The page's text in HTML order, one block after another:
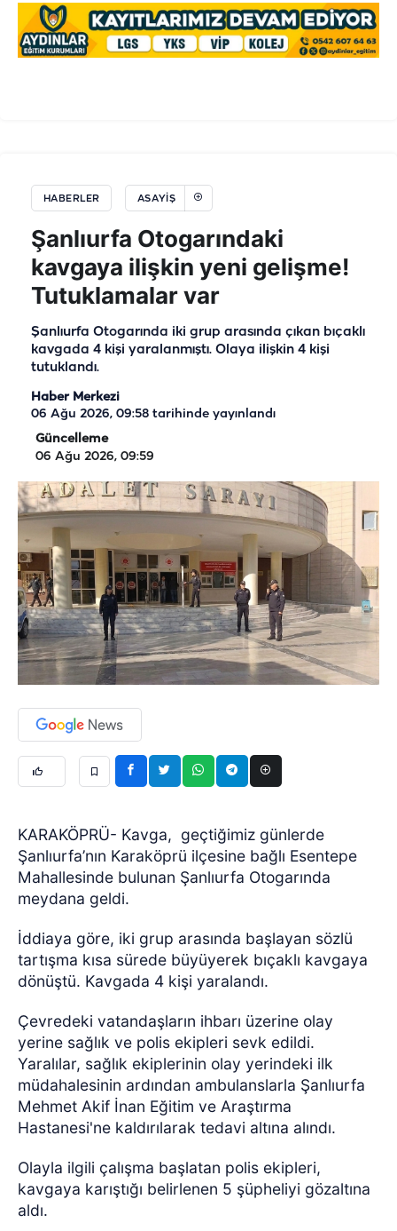
HABERLER ASAYIŞ
Şanlıurfa Otogarındaki
kavgaya ilişkin yeni gelişme!
Tutuklamalar var
Şanlıurfa Otogarında iki grup arasında çıkan bıçaklı
kavgada 4 kişi yaralanmıştı. Olaya ilişkin 4 kişi
tutuklandı.
Haber Merkezi
06 Ağu 2026, 09:58 tarihinde yayınlandı
Güncelleme
06 Ağu 2026, 09:59
KARAKÖPRÜ- Kavga, geçtiğimiz günlerde
Şanlıurfa’nın Karaköprü ilçesine bağlı Esentepe
Mahallesinde bulunan Şanlıurfa Otogarında
meydana geldi.
İddiaya göre, iki grup arasında başlayan sözlü
tartışma kısa sürede büyüyerek bıçaklı kavgaya
dönüştü. Kavgada 4 kişi yaralandı.
Çevredeki vatandaşların ihbarı üzerine olay
yerine sağlık ve polis ekipleri sevk edildi.
Yaralılar, sağlık ekiplerinin olay yerindeki ilk
müdahalesinin ardından ambulanslarla Şanlıurfa
Mehmet Akif İnan Eğitim ve Araştırma
Hastanesi'ne kaldırılarak tedavi altına alındı.
Olayla ilgili çalışma başlatan polis ekipleri,
kavgaya karıştığı belirlenen 5 şüpheliyi gözaltına
aldı.